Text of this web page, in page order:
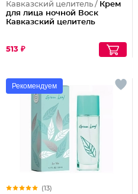
Кавказский целитель / Крем
для лица ночной Воск
Кавказский целитель
513 ₽
Рекомендуем
(13)